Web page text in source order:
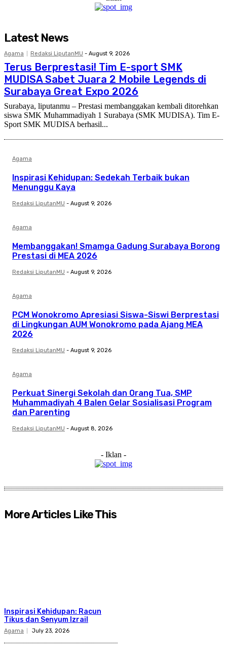
Latest News
Agama Redaksi LiputanMU - August 9, 2026
Terus Berprestasi! Tim E-sport SMK
MUDISA Sabet Juara 2 Mobile Legends di
Surabaya Great Expo 2026
Surabaya, liputanmu – Prestasi membanggakan kembali ditorehkan
siswa SMK Muhammadiyah 1 Surabaya (SMK MUDISA). Tim E-
Sport SMK MUDISA berhasil...
Agama
Inspirasi Kehidupan: Sedekah Terbaik bukan
Menunggu Kaya
Redaksi LiputanMU - August 9, 2026
Agama
Membanggakan! Smamga Gadung Surabaya Borong
Prestasi di MEA 2026
Redaksi LiputanMU - August 9, 2026
Agama
PCM Wonokromo Apresiasi Siswa-Siswi Berprestasi
di Lingkungan AUM Wonokromo pada Ajang MEA
2026
Redaksi LiputanMU - August 9, 2026
Agama
Perkuat Sinergi Sekolah dan Orang Tua, SMP
Muhammadiyah 4 Balen Gelar Sosialisasi Program
dan Parenting
Redaksi LiputanMU - August 8, 2026
- Iklan -
More Articles Like This
Inspirasi Kehidupan: Racun
Tikus dan Senyum Izrail
Agama July 23, 2026